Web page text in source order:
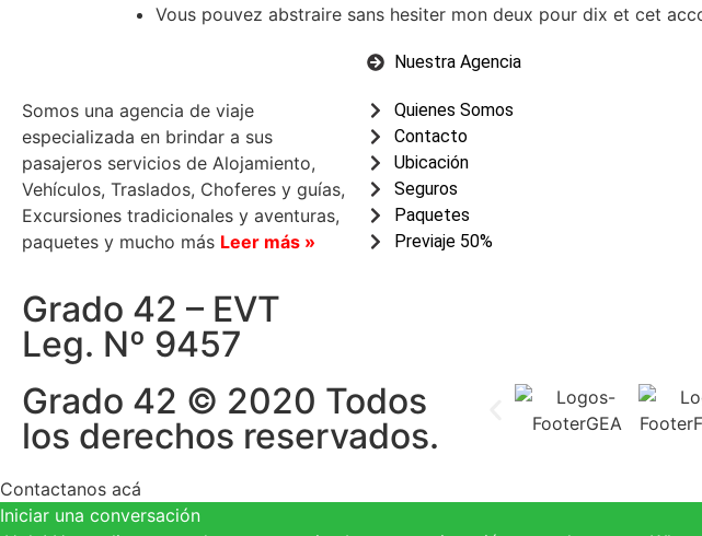
Vous pouvez abstraire sans hesiter mon deux pour dix et cet
Somos una agencia de viaje
especializada en brindar a sus
pasajeros servicios de Alojamiento,
Vehículos, Traslados, Choferes y guías,
Excursiones tradicionales y aventuras,
paquetes y mucho más Leer más »
Grado 42 – EVT
Leg. Nº 9457
Nuestra Agencia
Quienes Somos
Contacto
Ubicación
Seguros
Paquetes
Previaje 50%
Grado 42 © 2020 Todos
los derechos reservados.
Contactanos acá
Iniciar una conversación